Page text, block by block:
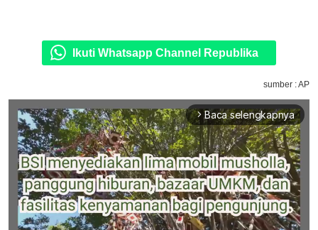
Ikuti Whatsapp Channel Republika
sumber : AP
arrow_forward_ios Baca selengkapnya